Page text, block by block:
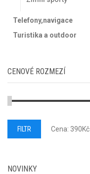
Telefony,navigace
Turistika a outdoor
CENOVÉ ROZMEZÍ
Minimální
Maximální
FILTR Cena: 390Kč
NOVINKY